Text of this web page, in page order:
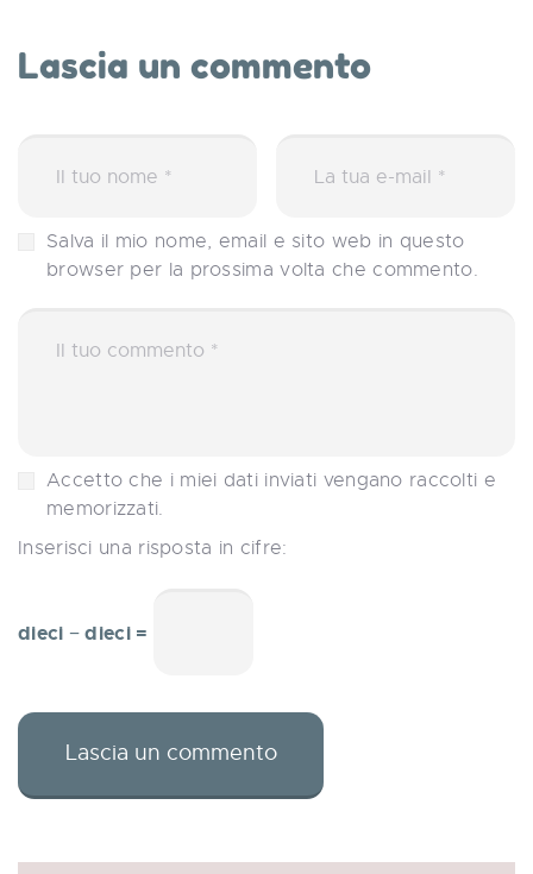
Lascia un commento
Salva il mio nome, email e sito web in questo
browser per la prossima volta che commento.
Accetto che i miei dati inviati vengano raccolti e
memorizzati.
Inserisci una risposta in cifre:
dieci − dieci =